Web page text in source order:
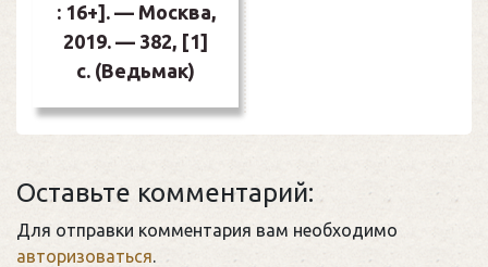
: 16+]. — Москва,
2019. — 382, [1]
с. (Ведьмак)
Оставьте комментарий:
Для отправки комментария вам необходимо
авторизоваться.